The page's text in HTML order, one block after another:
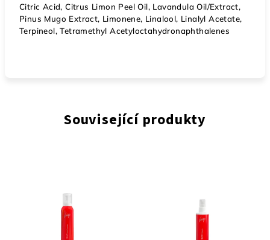
Citric Acid, Citrus Limon Peel Oil, Lavandula Oil/Extract,
Pinus Mugo Extract, Limonene, Linalool, Linalyl Acetate,
Terpineol, Tetramethyl Acetyloctahydronaphthalenes
Související produkty